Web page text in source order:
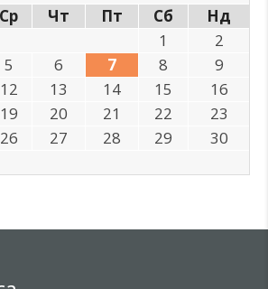
Ср Чт Пт Сб
Нд
1
2
5 6 7 8
9
12 13 14 15
16
19 20 21 22
23
26 27 28 29
30